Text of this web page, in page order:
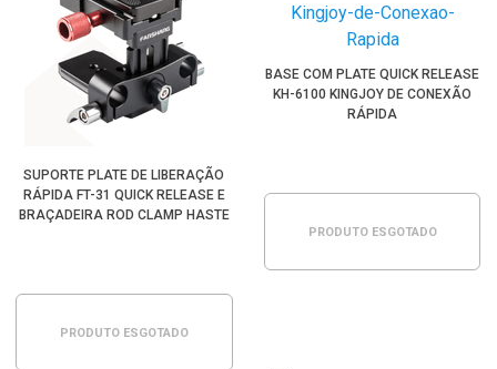
SUPORTE PLATE DE LIBERAÇÃO
RÁPIDA FT-31 QUICK RELEASE E
BRAÇADEIRA ROD CLAMP HASTE
PRODUTO ESGOTADO
BASE COM PLATE QUICK RELEASE
KH-6100 KINGJOY DE CONEXÃO
RÁPIDA
PRODUTO ESGOTADO